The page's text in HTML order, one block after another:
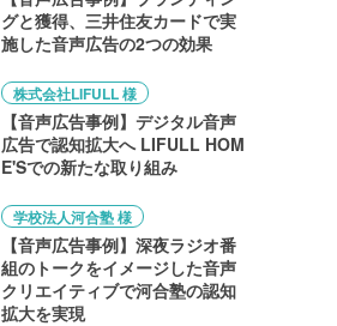
グと獲得、三井住友カードで実
施した音声広告の2つの効果
株式会社LIFULL 様
【音声広告事例】デジタル音声
広告で認知拡大へ LIFULL HOM
E'Sでの新たな取り組み
学校法人河合塾 様
【音声広告事例】深夜ラジオ番
組のトークをイメージした音声
クリエイティブで河合塾の認知
拡大を実現